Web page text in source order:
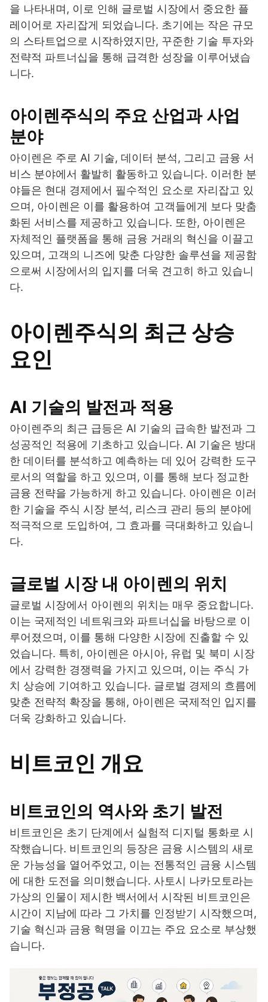
을 나타내며, 이로 인해 글로벌 시장에서 중요한 플
레이어로 자리잡게 되었습니다. 초기에는 작은 규모
의 스타트업으로 시작하였지만, 꾸준한 기술 투자와
전략적 파트너십을 통해 급격한 성장을 이루어냈습
니다.
아이렌주식의 주요 산업과 사업
분야
아이렌은 주로 AI 기술, 데이터 분석, 그리고 금융 서
비스 분야에서 활발히 활동하고 있습니다. 이러한 분
야들은 현대 경제에서 필수적인 요소로 자리잡고 있
으며, 아이렌은 이를 활용하여 고객들에게 보다 맞춤
화된 서비스를 제공하고 있습니다. 또한, 아이렌은
자체적인 플랫폼을 통해 금융 거래의 혁신을 이끌고
있으며, 고객의 니즈에 맞춘 다양한 솔루션을 제공함
으로써 시장에서의 입지를 더욱 견고히 하고 있습니
다.
아이렌주식의 최근 상승
요인
AI 기술의 발전과 적용
아이렌주의 최근 급등은 AI 기술의 급속한 발전과 그
성공적인 적용에 기초하고 있습니다. AI 기술은 방대
한 데이터를 분석하고 예측하는 데 있어 강력한 도구
로서의 역할을 하고 있으며, 이를 통해 보다 정교한
금융 전략을 가능하게 하고 있습니다. 아이렌은 이러
한 기술을 주식 시장 분석, 리스크 관리 등의 분야에
적극적으로 도입하여, 그 효과를 극대화하고 있습니
다.
글로벌 시장 내 아이렌의 위치
글로벌 시장에서 아이렌의 위치는 매우 중요합니다.
이는 국제적인 네트워크와 파트너십을 바탕으로 이
루어졌으며, 이를 통해 다양한 시장에 진출할 수 있
었습니다. 특히, 아이렌은 아시아, 유럽 및 북미 시장
에서 강력한 경쟁력을 가지고 있으며, 이는 주식 가
치 상승에 기여하고 있습니다. 글로벌 경제의 흐름에
맞춘 전략적 확장을 통해, 아이렌은 국제적인 입지를
더욱 강화하고 있습니다.
비트코인 개요
비트코인의 역사와 초기 발전
비트코인은 초기 단계에서 실험적 디지털 통화로 시
작했습니다. 비트코인의 등장은 금융 시스템의 새로
운 가능성을 열어주었고, 이는 전통적인 금융 시스템
에 대한 도전을 의미했습니다. 사토시 나카모토라는
가상의 인물이 제시한 백서에서 시작된 비트코인은
시간이 지남에 따라 그 가치를 인정받기 시작했으며,
기술 혁신과 금융 혁명을 이끄는 주요 요소로 부상했
습니다.